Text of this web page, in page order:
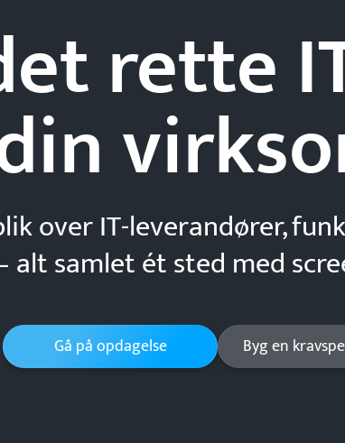
rette
over IT-leverandører,
alt samlet ét sted med
Gå på opdagelse Byg en